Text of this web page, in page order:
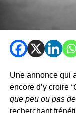
Une annonce qui
encore d’y croire
que peu ou pas